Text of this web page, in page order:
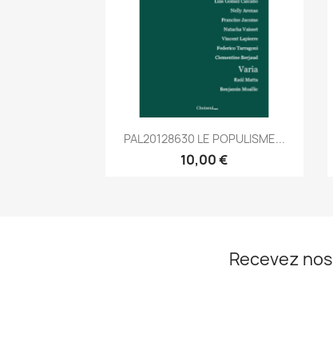
Aperçu rapide
PAL20128630 LE POPULISME...
10,00 €
Recevez